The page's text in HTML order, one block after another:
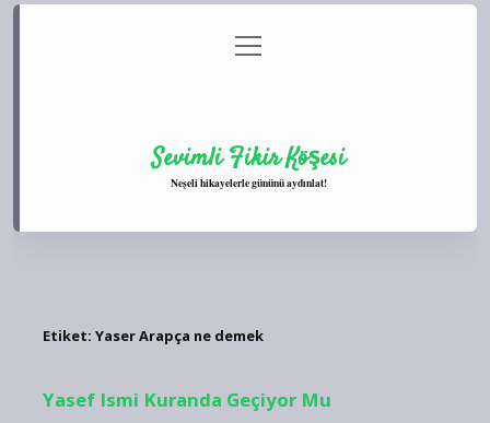
Gizlilik Politikası
menüyü
aç
Sevimli Fikir Köşesi
Neşeli hikayelerle gününü aydınlat!
Etiket: Yaser Arapça ne demek
Yasef Ismi Kuranda Geçiyor Mu